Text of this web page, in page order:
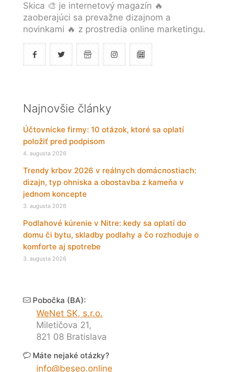
Skica 🎨 je internetový magazín 🔥
zaoberajúci sa prevažne dizajnom a
novinkami 🔥 z prostredia online marketingu.
Najnovšie články
Účtovnícke firmy: 10 otázok, ktoré sa oplatí
položiť pred podpisom
4. augusta 2026
Trendy krbov 2026 v reálnych domácnostiach:
dizajn, typ ohniska a obostavba z kameňa v
jednom koncepte
3. augusta 2026
Podlahové kúrenie v Nitre: kedy sa oplatí do
domu či bytu, skladby podlahy a čo rozhoduje o
komforte aj spotrebe
3. augusta 2026
Pobočka (BA):
WeNet SK, s.r.o.
Miletičova 21,
821 08 Bratislava
Máte nejaké otázky?
info@beseo.online